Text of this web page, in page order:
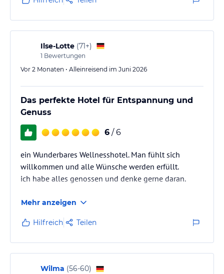
Dampfbad, Tecaldarium, Ruheräumen, Fußbecken und Salzstollen.
Unsere Gäste können einen Weckdienst, Zimmer- und
Wäscheservice in Anspruch nehmen. In unserem Hotel befindet
Zudem können unsere Hausgäste an unserem täglich wechselnden
Aktivprogramm teilnehmen: u.a. mit Tarotkursen, Qi Gong,
Entspannungsstunden, Informationsrunden zu Ernährung, Aqua-
Hinweis: Allgemeine und unverbindliche
Hoteliers-/Veranstalter-/Kataloginformationen. Alle Angaben
lies vor der Buchung die verbindlichen
jeweiligen Veranstalters.
Ilse-Lotte (71+)
1 Bewertungen
Vor 2 Monaten • Alleinreisend im Juni 2026
Das perfekte Hotel für Entspannung und
Genuss
6 / 6
ein Wunderbares Wellnesshotel. Man fühlt sich
willkommen und alle Wünsche werden erfüllt.
ich habe alles genossen und denke gerne daran.
Mehr anzeigen
Hilfreich Teilen
Wilma (56-60)